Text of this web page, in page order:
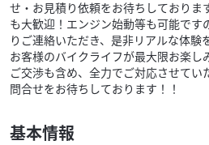
せ・お見積り依頼をお待ちしておりま
も大歓迎！エンジン始動等も可能です
りご連絡いただき、是非リアルな体験
お客様のバイクライフが最大限お楽し
ご交渉も含め、全力でご対応させてい
問合せをお待ちしております！！
基本情報